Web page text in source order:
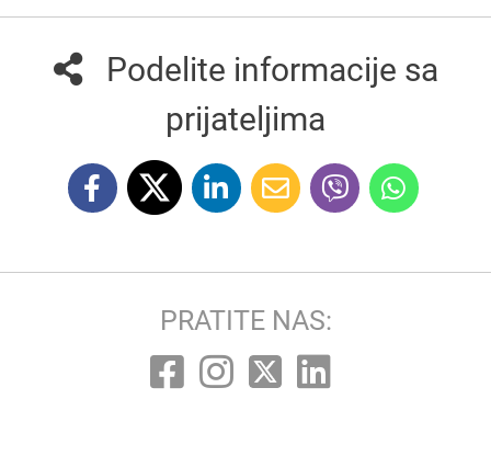
Podelite informacije sa
prijateljima
PRATITE NAS: